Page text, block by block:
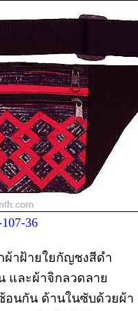
36
ผ้าฝ้ายใยกัญชงสีดำ
และผ้าจิกลวดลาย
อนกัน ด้านในซับด้วยผ้า